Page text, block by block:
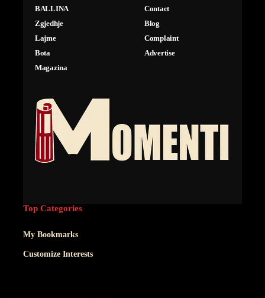
BALLINA
Zgjedhje
Lajme
Bota
Magazina
Contact
Blog
Complaint
Advertise
Top Categories
My Bookmarks
Customize Interests